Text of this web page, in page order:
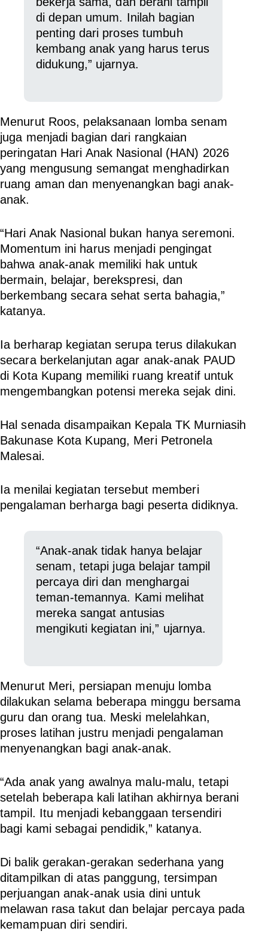
di depan umum. Inilah bagian
penting dari proses tumbuh
kembang anak yang harus terus
didukung,” ujarnya.
Menurut Roos, pelaksanaan lomba senam
juga menjadi bagian dari rangkaian
peringatan Hari Anak Nasional (HAN) 2026
yang mengusung semangat menghadirkan
ruang aman dan menyenangkan bagi anak-
anak.
“Hari Anak Nasional bukan hanya seremoni.
Momentum ini harus menjadi pengingat
bahwa anak-anak memiliki hak untuk
bermain, belajar, berekspresi, dan
berkembang secara sehat serta bahagia,”
katanya.
Ia berharap kegiatan serupa terus dilakukan
secara berkelanjutan agar anak-anak PAUD
di Kota Kupang memiliki ruang kreatif untuk
mengembangkan potensi mereka sejak dini.
Hal senada disampaikan Kepala TK Murniasih
Bakunase Kota Kupang, Meri Petronela
Malesai.
Ia menilai kegiatan tersebut memberi
pengalaman berharga bagi peserta didiknya.
“Anak-anak tidak hanya belajar
senam, tetapi juga belajar tampil
percaya diri dan menghargai
teman-temannya. Kami melihat
mereka sangat antusias
mengikuti kegiatan ini,” ujarnya.
Menurut Meri, persiapan menuju lomba
dilakukan selama beberapa minggu bersama
guru dan orang tua. Meski melelahkan,
proses latihan justru menjadi pengalaman
menyenangkan bagi anak-anak.
“Ada anak yang awalnya malu-malu, tetapi
setelah beberapa kali latihan akhirnya berani
tampil. Itu menjadi kebanggaan tersendiri
bagi kami sebagai pendidik,” katanya.
Di balik gerakan-gerakan sederhana yang
ditampilkan di atas panggung, tersimpan
perjuangan anak-anak usia dini untuk
melawan rasa takut dan belajar percaya pada
kemampuan diri sendiri.